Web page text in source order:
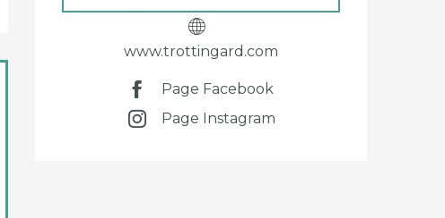
www.trottingard.com
Page Facebook
Page Instagram